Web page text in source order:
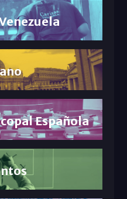
Española